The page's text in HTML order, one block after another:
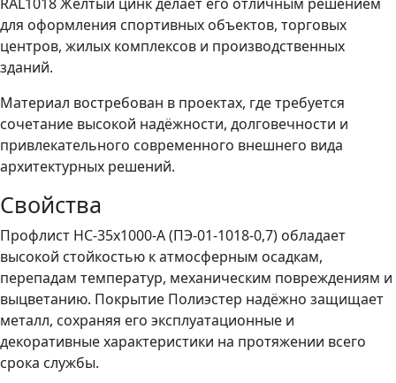
для оформления спортивных объектов, торговых
центров, жилых комплексов и производственных
зданий.
Материал востребован в проектах, где требуется
сочетание высокой надёжности, долговечности и
привлекательного современного внешнего вида
архитектурных решений.
Свойства
Профлист НС-35x1000-A (ПЭ-01-1018-0,7) обладает
высокой стойкостью к атмосферным осадкам,
перепадам температур, механическим повреждениям и
выцветанию. Покрытие Полиэстер надёжно защищает
металл, сохраняя его эксплуатационные и
декоративные характеристики на протяжении всего
срока службы.